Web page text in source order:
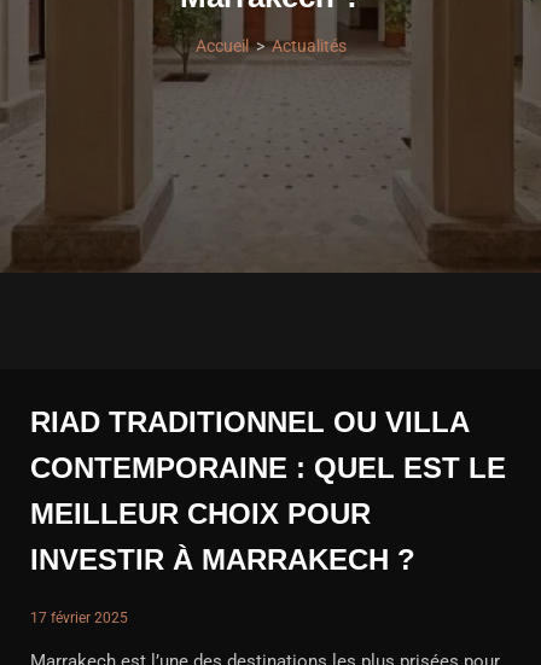
Accueil Actualités
RIAD TRADITIONNEL OU VILLA
CONTEMPORAINE : QUEL EST LE
MEILLEUR CHOIX POUR
INVESTIR À MARRAKECH ?
17 février 2025